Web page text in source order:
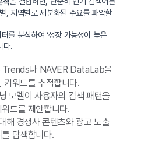
, 지역별로 세분화된 수요를 파악할
를 분석하여 ‘성장 가능성이 높은
다.
나 NAVER DataLab을
키워드를 추적합니다.
모델이 사용자의 검색 패턴을
드를 제안합니다.
해 경쟁사 콘텐츠와 광고 노출
탐색합니다.